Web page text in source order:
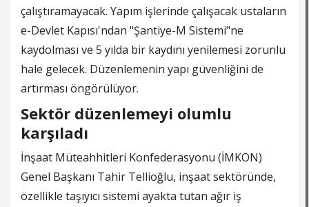
çalıştıramayacak. Yapım işlerinde çalışacak ustaların
e-Devlet Kapısı'ndan "Şantiye-M Sistemi"ne
kaydolması ve 5 yılda bir kaydını yenilemesi zorunlu
hale gelecek. Düzenlemenin yapı güvenliğini de
artırması öngörülüyor.
Sektör düzenlemeyi olumlu
karşıladı
İnşaat Müteahhitleri Konfederasyonu (İMKON)
Genel Başkanı Tahir Tellioğlu, inşaat sektöründe,
özellikle taşıyıcı sistemi ayakta tutan ağır iş